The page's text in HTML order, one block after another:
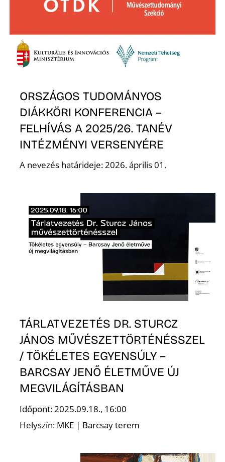
ORSZÁGOS TUDOMÁNYOS
DIÁKKÖRI KONFERENCIA –
FELHÍVÁS A 2025/26. TANÉV
INTÉZMÉNYI VERSENYÉRE
A nevezés határideje: 2026. április 01.
TÁRLATVEZETÉS DR. STURCZ
JÁNOS MŰVÉSZETTÖRTÉNÉSSZEL
/ TÖKÉLETES EGYENSÚLY –
BARCSAY JENŐ ÉLETMŰVE ÚJ
MEGVILÁGÍTÁSBAN
Időpont: 2025.09.18., 16:00
Helyszín: MKE | Barcsay terem